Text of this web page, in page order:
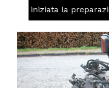
iniziata la